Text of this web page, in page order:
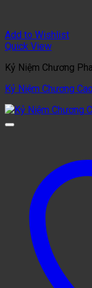
Add to Wishlist
Quick View
Kỷ Niệm Chương
Kỷ Niệm Chương